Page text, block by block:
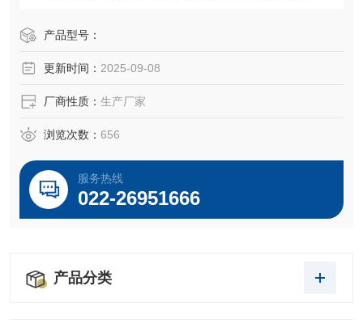
产品型号：
更新时间： 2025-09-08
厂商性质： 生产厂家
浏览次数： 656
服务热线
022-26951666
产品分类